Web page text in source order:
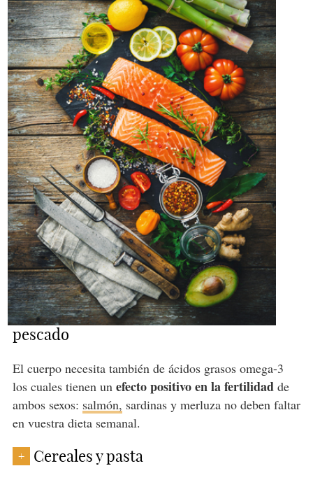
pescado
El cuerpo necesita también de ácidos grasos omega-3
los cuales tienen un efecto positivo en la fertilidad de
ambos sexos: salmón, sardinas y merluza no deben faltar
en vuestra dieta semanal.
+ Cereales y pasta